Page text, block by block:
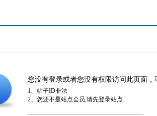
您没有登录或者您没有权限访问此页面
1、帖子ID非法
2、您还不是站点会员,请先登录站点